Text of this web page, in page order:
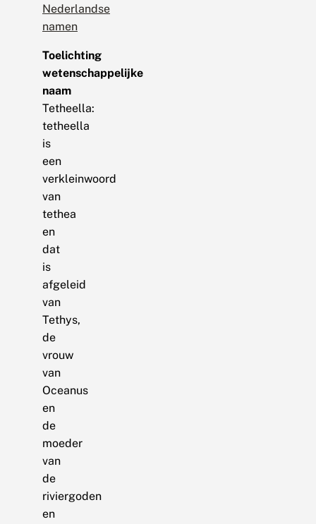
Nederlandse
namen
Toelichting
wetenschappelijke
naam
Tetheella:
tetheella
is
een
verkleinwoord
van
tethea
en
dat
is
afgeleid
van
Tethys,
de
vrouw
van
Oceanus
en
de
moeder
van
de
riviergoden
en